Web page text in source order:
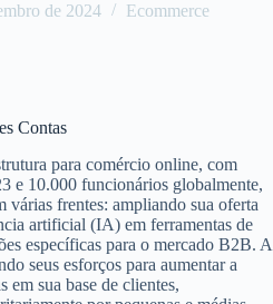
de 2024 Ecommerce
Contas
para comércio online, com
e 10.000 funcionários globalmente,
várias frentes: ampliando sua oferta
artificial (IA) em ferramentas de
específicas para o mercado B2B. A
seus esforços para aumentar a
em sua base de clientes,